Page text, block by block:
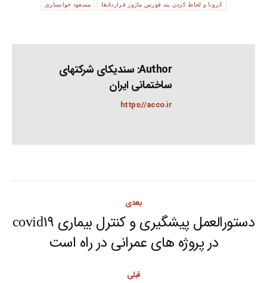
کرونا و لحاظ کردن بند فورس ماژور قراردادها مسعود خوانساری
Author: سندیکای شرکتهای
ساختمانی ایران
https://acco.ir
navigation
قبلی
بعدی
Next
post:
دستورالعمل پیشگیری و کنترل بیماری covid۱۹
در پروژه های عمرانی در راه است